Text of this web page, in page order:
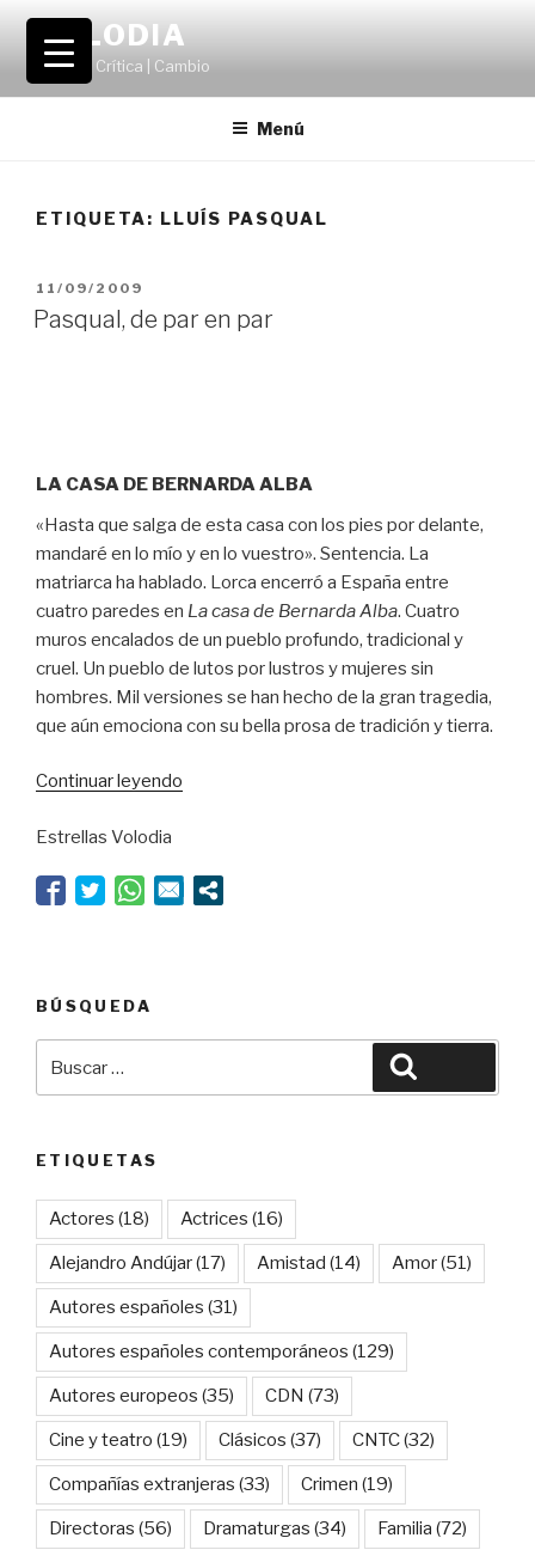
Saltar
contenido
VOLODIA
Teatro | Crítica | Cambio
Menú
ETIQUETA: LLUÍS PASQUAL
PUBLICADO
EL
11/09/2009
Pasqual, de par en par
LA CASA DE BERNARDA ALBA
«Hasta que salga de esta casa con los pies por delante,
mandaré en lo mío y en lo vuestro». Sentencia. La
matriarca ha hablado. Lorca encerró a España entre
cuatro paredes en La casa de Bernarda Alba. Cuatro
muros encalados de un pueblo profundo, tradicional y
cruel. Un pueblo de lutos por lustros y mujeres sin
hombres. Mil versiones se han hecho de la gran tragedia,
que aún emociona con su bella prosa de tradición y tierra.
Continuar leyendo
par”
Estrellas Volodia
BÚSQUEDA
por:
ETIQUETAS
Actores (18) Actrices (16)
Alejandro Andújar(17) Amistad (14) Amor(51)
Autores españoles (31)
Autores españoles contemporáneos (129)
Autores europeos (35) CDN (73)
Cine y teatro (19) Clásicos (37) CNTC(32)
Compañías extranjeras (33) Crimen (19)
Directoras (56) Dramaturgas (34) Familia (72)